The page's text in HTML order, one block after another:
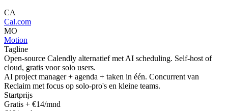
CA
Cal.com
MO
Motion
Tagline
Open-source Calendly alternatief met AI scheduling. Self-host of
cloud, gratis voor solo users.
AI project manager + agenda + taken in één. Concurrent van
Reclaim met focus op solo-pro's en kleine teams.
Startprijs
Gratis + €14/mnd